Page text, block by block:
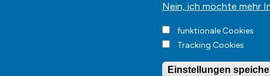
Stadt Hohen Neuendorf •
Nein, ich möchte mehr
funktionale Cookies
Tracking Cookies
Einstellungen